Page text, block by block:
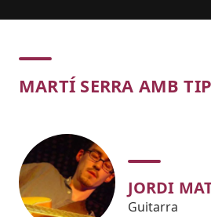
Concert
MARTÍ SERRA AMB
JORDI
Guitarra